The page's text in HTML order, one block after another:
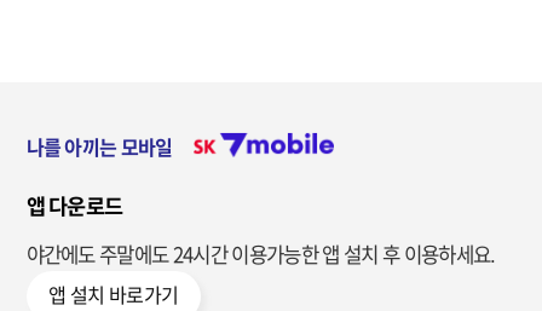
나를 아끼는 모바일
앱 다운로드
야간에도 주말에도 24시간 이용가능한앱 설치 후 이용하세요.
앱 설치 바로가기